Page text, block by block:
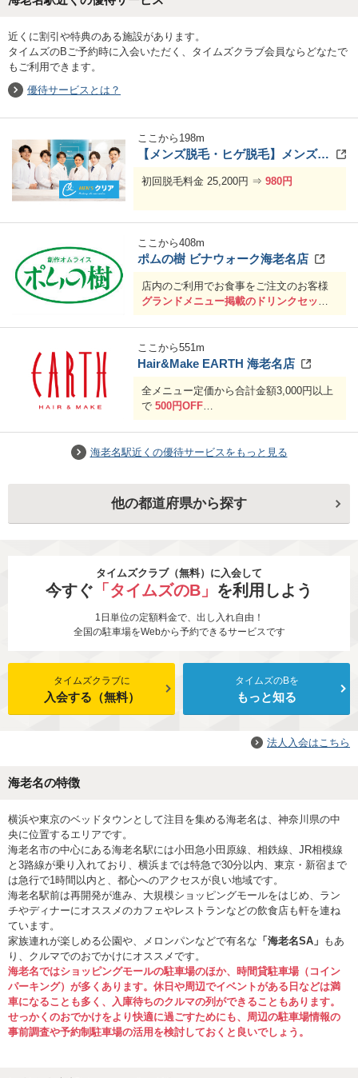
近くに割引や特典のある施設があります。
タイムズのBご予約時に入会いただく、タイムズクラブ会員ならどなたで
もご利用できます。
優待サービスとは？
ここから 198m
【メンズ脱毛・ヒゲ脱毛】メンズクリア ららぽーと海老名店
初回脱毛料金 25,200円 ⇒ 980円
ここから408m
ポムの樹 ビナウォーク海老名店
店内のご利用でお食事をご注文のお客様
グランドメニュー掲載のドリンクセット
※ドリンクバー店舗はドリンクバーサー
ビスとなります。(アイスクリームの利用
はできません。)
となります
ここから551m
Hair&Make EARTH 海老名店
全メニュー定価から合計金額3,000円以上
で 500円OFF
海老名駅近くの優待サービスをもっと見る
他の都道府県から探す
タイムズクラブ（無料）に入会して
今すぐ 「タイムズのB」 を利用しよう
1日単位の定額料金で、出し入れ自由！
全国の駐車場をWebから予約できるサービスです
タイムズクラブに
入会する（無料）
タイムズのBを
もっと知る
法人入会はこちら
海老名の特徴
横浜や東京のベッドタウンとして注目を集める海老名は、神奈川県の中
央に位置するエリアです。
海老名市の中心にある海老名駅には小田急小田原線、相鉄線、JR相模線
と3路線が乗り入れており、横浜までは特急で30分以内、東京・新宿まで
は急行で1時間以内と、都心へのアクセスが良い地域です。
海老名駅前は再開発が進み、大規模ショッピングモールをはじめ、ラン
チやディナーにオススメのカフェやレストランなどの飲食店も軒を連ね
ています。
家族連れが楽しめる公園や、メロンパンなどで有名な 「海老名SA」 もあ
り、クルマでのおでかけにオススメです。
海老名ではショッピングモールの駐車場のほか、時間貸駐車場（コイン
パーキング）が多くあります。休日や周辺でイベントがある日などは満
車になることも多く、入庫待ちのクルマの列ができることもあります。
せっかくのおでかけをより快適に過ごすためにも、周辺の駐車場情報の
事前調査や予約制駐車場の活用を検討しておくと良いでしょう。